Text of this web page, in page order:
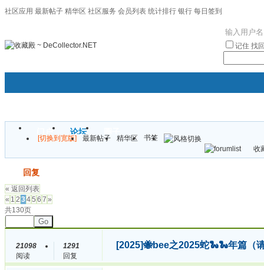
社区应用 最新帖子 精华区 社区服务 会员列表 统计排行 银行 每日签到
记住 找
门户 论坛
[切换到宽版] 最新帖子 精华区
书签
收
回复
« 返回列表
« 1 2 345 6 7 »
共130页
Go
21098
阅读
1291
回复
[2025]🐝bee之2025蛇🐍🐍年篇（